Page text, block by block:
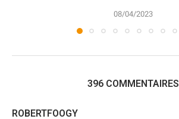
08/04/2023
396 COMMENTAIRES
ROBERTFOOGY